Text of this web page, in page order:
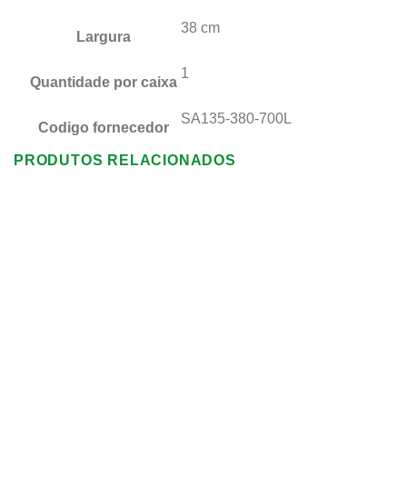
Largura
38 cm
Quantidade por caixa
1
Codigo fornecedor
SA135-380-700L
PRODUTOS RELACIONADOS